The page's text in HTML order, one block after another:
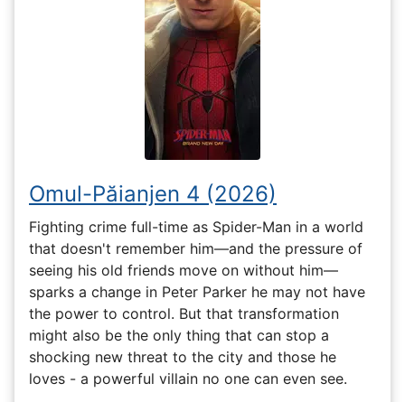
Omul-Păianjen 4 (2026)
Fighting crime full-time as Spider-Man in a world
that doesn't remember him—and the pressure of
seeing his old friends move on without him—
sparks a change in Peter Parker he may not have
the power to control. But that transformation
might also be the only thing that can stop a
shocking new threat to the city and those he
loves - a powerful villain no one can even see.